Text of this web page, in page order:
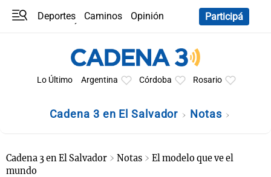
Deportes Caminos
Opinión
Participá
Lo Último Argentina Córdoba Rosario
Cadena 3 en El Salvador Notas
Cadena 3 en El Salvador Notas
El modelo que ve el
mundo